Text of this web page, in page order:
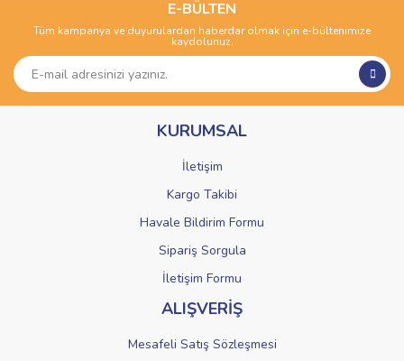
Yorum Yaz
Görüş ve önerileriniz için teşekkür ederiz.
Ürün açıklamasında eksik bilgiler bulunuyor.
Ürün bilgilerinde hatalar bulunuyor.
Ürün fiyatı diğer sitelerden daha pahalı.
Gönder
E-BÜLTEN
Tüm kampanya ve duyurulardan haberdar olmak için e-bültenimize
kaydolunuz.
KURUMSAL
İletişim
Kargo Takibi
Havale Bildirim Formu
Sipariş Sorgula
İletişim Formu
ALIŞVERİŞ
Mesafeli Satış Sözleşmesi